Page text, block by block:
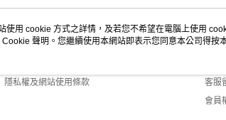
關於我們
隱私權及網站使用條款
客
客服
會員
使用 cookie 方式之詳情，及若您不希望在電腦上使用
Cookie 聲明。您繼續使用本網站即表示您同意本公司得按